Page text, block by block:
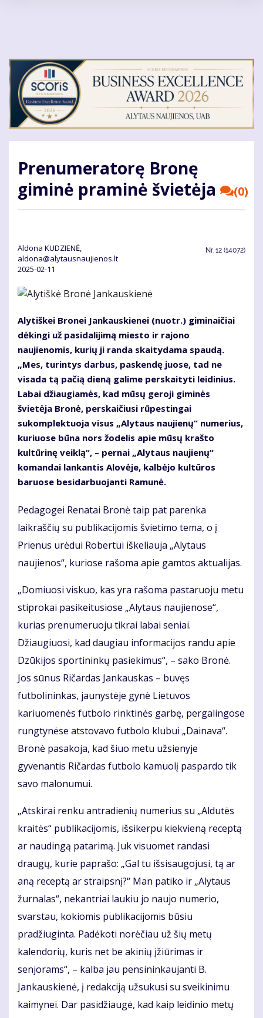
Prenumeratorę Bronę
giminė praminė švietėja
(0)
Aldona KUDZIENĖ,
aldona@alytausnaujienos.lt
2025-02-11
Nr. 12 (14072)
Alytiškei Bronei Jankauskienei (nuotr.) giminaičiai
dėkingi už pasidalijimą miesto ir rajono
naujienomis, kurių ji randa skaitydama spaudą.
„Mes, turintys darbus, paskendę juose, tad ne
visada tą pačią dieną galime perskaityti leidinius.
Labai džiaugiamės, kad mūsų geroji giminės
švietėja Bronė, perskaičiusi rūpestingai
sukomplektuoja visus „Alytaus naujienų“ numerius,
kuriuose būna nors žodelis apie mūsų krašto
kultūrinę veiklą“, – pernai „Alytaus naujienų“
komandai lankantis Alovėje, kalbėjo kultūros
baruose besidarbuojanti Ramunė.
Pedagogei Renatai Bronė taip pat parenka
laikraščių su publikacijomis švietimo tema, o į
Prienus urėdui Robertui iškeliauja „Alytaus
naujienos“, kuriose rašoma apie gamtos aktualijas.
„Domiuosi viskuo, kas yra rašoma pastaruoju metu
stiprokai pasikeitusiose „Alytaus naujienose“,
kurias prenumeruoju tikrai labai seniai.
Džiaugiuosi, kad daugiau informacijos randu apie
Dzūkijos sportininkų pasiekimus“, – sako Bronė.
Jos sūnus Ričardas Jankauskas – buvęs
futbolininkas, jaunystėje gynė Lietuvos
kariuomenės futbolo rinktinės garbę, pergalingose
rungtynėse atstovavo futbolo klubui „Dainava“.
Bronė pasakoja, kad šiuo metu užsienyje
gyvenantis Ričardas futbolo kamuolį paspardo tik
savo malonumui.
„Atskirai renku antradienių numerius su „Aldutės
kraitės“ publikacijomis, išsikerpu kiekvieną receptą
ar naudingą patarimą. Juk visuomet randasi
draugų, kurie paprašo: „Gal tu išsisaugojusi, tą ar
aną receptą ar straipsnį?“ Man patiko ir „Alytaus
žurnalas“, nekantriai laukiu jo naujo numerio,
svarstau, kokiomis publikacijomis būsiu
pradžiuginta. Padėkoti norėčiau už šių metų
kalendorių, kuris net be akinių įžiūrimas ir
senjorams“, – kalba jau pensininkaujanti B.
Jankauskienė, į redakciją užsukusi su sveikinimu
kaimynei. Dar pasidžiaugė, kad kaip leidinio metų